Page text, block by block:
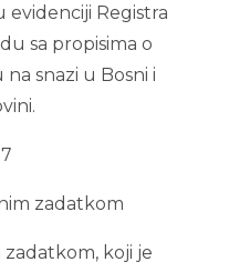
evidenciji Registra
sa propisima o
snazi u Bosni i
zadatkom
koji je